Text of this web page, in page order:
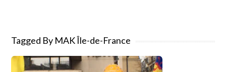
Tagged By MAK Île-de-France